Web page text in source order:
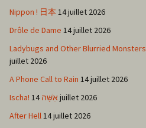
Nippon ! 日本 14 juillet 2026
Drôle de Dame 14 juillet 2026
Ladybugs and Other Blurried Monsters
juillet 2026
A Phone Call to Rain 14 juillet 2026
Ischa! אִשָּׁה14 juillet 2026
After Hell14 juillet 2026